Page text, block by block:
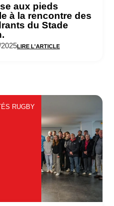
aux pieds
à la rencontre des
du Stade
LIRE L'ARTICLE
RUGBY